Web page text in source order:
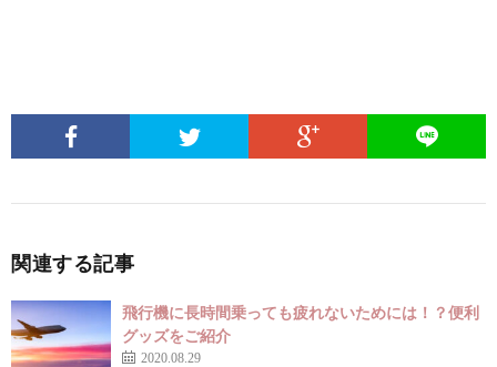
関連する記事
飛行機に長時間乗っても疲れないためには！？便利
グッズをご紹介
2020.08.29